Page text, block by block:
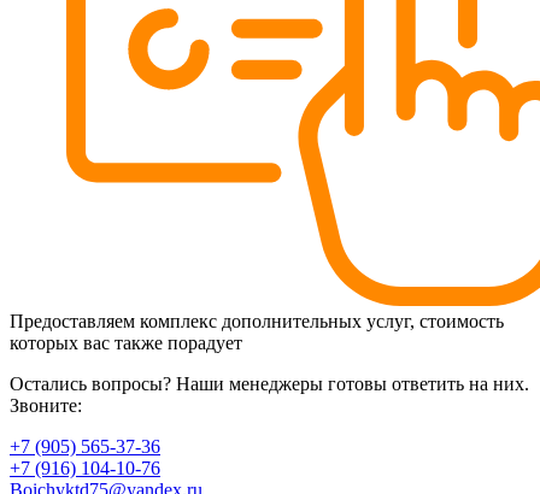
Предоставляем комплекс дополнительных услуг, стоимость
которых вас также порадует
Остались вопросы? Наши менеджеры готовы ответить на них.
Звоните:
+7 (905) 565-37-36
+7 (916) 104-10-76
Boichyktd75@yandex.ru